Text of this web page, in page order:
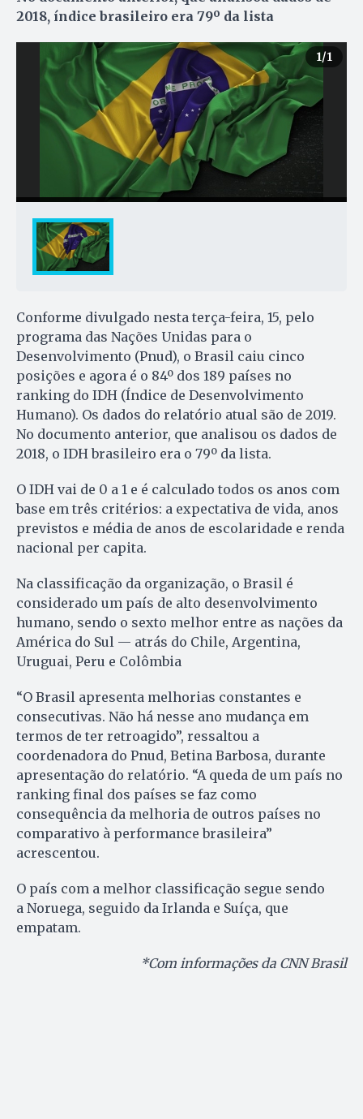
2018, índice brasileiro era 79º da lista
1/1
Conforme divulgado nesta terça-feira, 15, pelo
programa das Nações Unidas para o
Desenvolvimento (Pnud), o Brasil caiu cinco
posições e agora é o 84º dos 189 países no
ranking do IDH (Índice de Desenvolvimento
Humano). Os dados do relatório atual são de 2019.
No documento anterior, que analisou os dados de
2018, o IDH brasileiro era o 79º da lista.
O IDH vai de 0 a 1 e é calculado todos os anos com
base em três critérios: a expectativa de vida, anos
previstos e média de anos de escolaridade e renda
nacional per capita.
Na classificação da organização, o Brasil é
considerado um país de alto desenvolvimento
humano, sendo o sexto melhor entre as nações da
América do Sul — atrás do Chile, Argentina,
Uruguai, Peru e Colômbia
“O Brasil apresenta melhorias constantes e
consecutivas. Não há nesse ano mudança em
termos de ter retroagido”, ressaltou a
coordenadora do Pnud, Betina Barbosa, durante
apresentação do relatório. “A queda de um país no
ranking final dos países se faz como
consequência da melhoria de outros países no
comparativo à performance brasileira”
acrescentou.
O país com a melhor classificação segue sendo
a Noruega, seguido da Irlanda e Suíça, que
empatam.
*Com informações da CNN Brasil